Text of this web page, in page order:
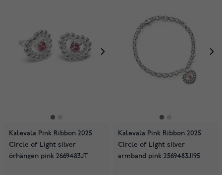
Kalevala Pink Ribbon 2025
Circle of Light silver
örhängen pink 2669483JT
Kalevala Pink Ribbon 2025
Circle of Light silver
armband pink 2569483J195